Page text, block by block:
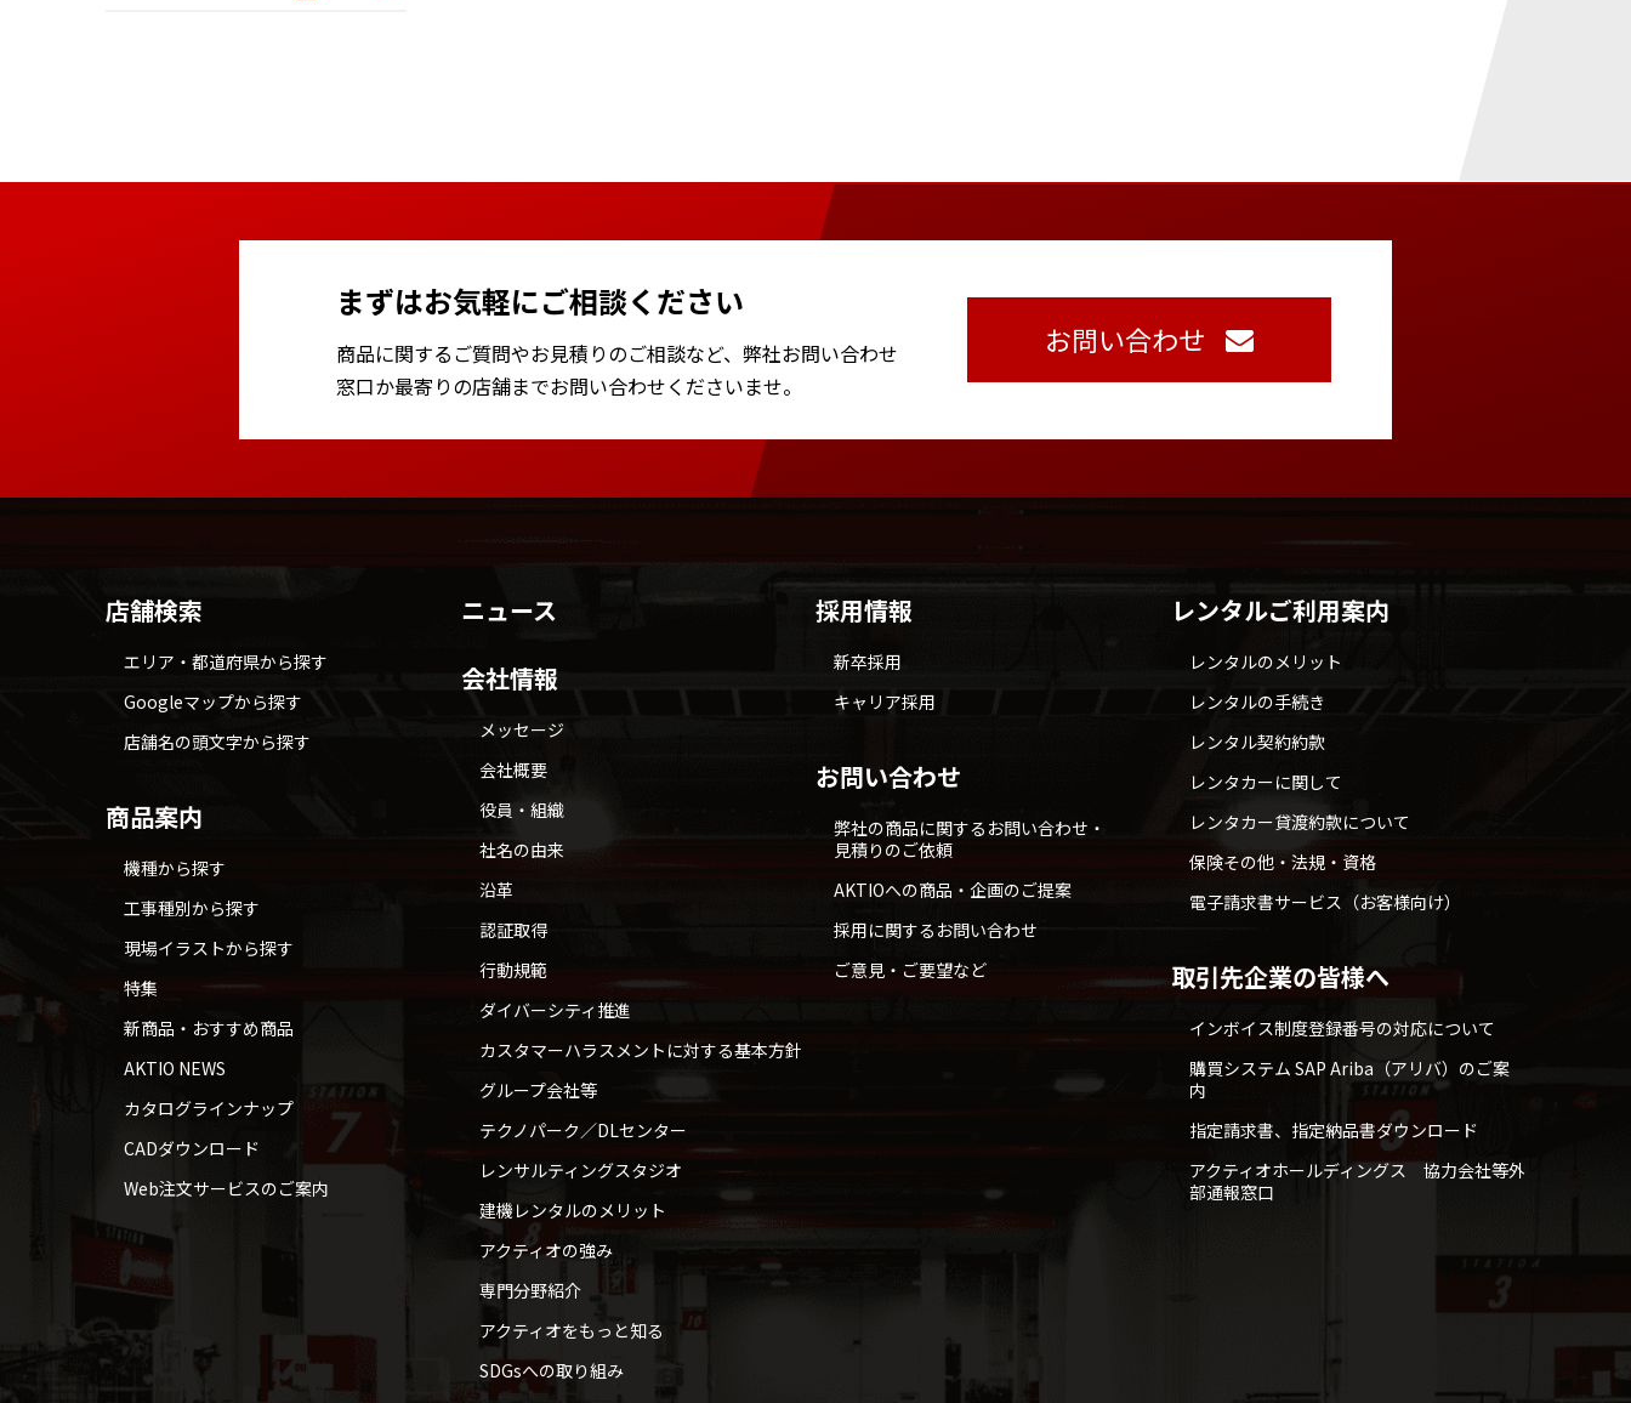
まずはお気軽にご相談ください
商品に関するご質問やお見積りのご相談など、 弊社お問い合わせ
窓口か最寄りの店舗までお問い合わせくださいませ。
お問い合わせ
店舗検索
エリア・都道府県から探す
Googleマップから探す
店舗名の頭文字から探す
商品案内
機種から探す
工事種別から探す
現場イラストから探す
特集
新商品・おすすめ商品
AKTIO NEWS
カタログラインナップ
CADダウンロード
Web注文サービスのご案内
ニュース
会社情報
メッセージ
会社概要
役員・組織
社名の由来
沿革
認証取得
行動規範
ダイバーシティ推進
カスタマーハラスメントに対する基本方針
グループ会社等
テクノパーク／DLセンター
レンサルティングスタジオ
建機レンタルのメリット
アクティオの強み
専門分野紹介
アクティオをもっと知る
SDGsへの取り組み
採用情報
新卒採用
キャリア採用
お問い合わせ
弊社の商品に関するお問い合わせ・
見積りのご依頼
AKTIOへの商品・企画のご提案
採用に関するお問い合わせ
ご意見・ご要望など
レンタルご利用案内
レンタルのメリット
レンタルの手続き
レンタル契約約款
レンタカーに関して
レンタカー貸渡約款について
保険その他・法規・資格
電子請求書サービス（お客様向け）
取引先企業の皆様へ
インボイス制度登録番号の対応について
購買システム SAP Ariba（アリバ）のご案
内
指定請求書、指定納品書ダウンロード
アクティオホールディングス 協力会社等外
部通報窓口